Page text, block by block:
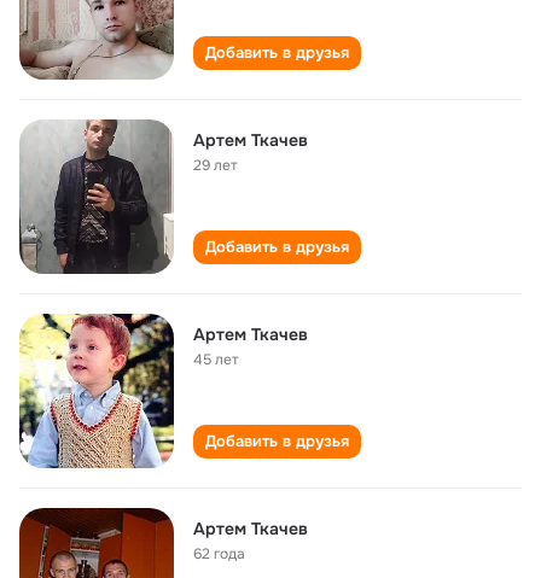
Добавить в друзья
Артем Ткачев
29 лет
Добавить в друзья
Артем Ткачев
45 лет
Добавить в друзья
Артем Ткачев
62 года